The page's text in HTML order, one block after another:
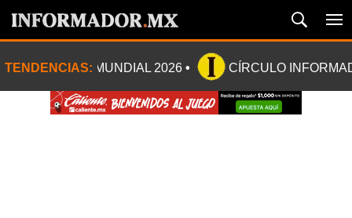
TENDENCIAS: MUNDIAL 2026 CÍRCULO